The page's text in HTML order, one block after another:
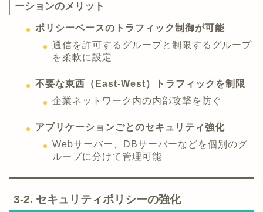
ーションのメリット
ポリシーベースのトラフィック制御が可能
通信を許可するグループと制限するグループ
を柔軟に設定
不要な東西（East-West）トラフィックを制限
企業ネットワーク内の内部攻撃を防ぐ
アプリケーションごとのセキュリティ強化
Webサーバー、DBサーバーなどを個別のグ
ループに分けて管理可能
3-2. セキュリティポリシーの強化